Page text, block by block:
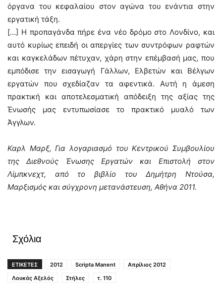
όργανα του κεφαλαίου στον αγώνα του ενάντια στην
εργατική τάξη.
[…] Η προπαγάνδα πήρε ένα νέο δρόμο στο Λονδίνο, και
αυτό κυρίως επειδή οι απεργίες των συντρόφων ραφτών
και καγκελάδων πέτυχαν, χάρη στην επέμβασή μας, που
εμπόδισε την εισαγωγή Γάλλων, Ελβετών και Βέλγων
εργατών που σχεδίαζαν τα αφεντικά. Αυτή η άμεση
πρακτική και αποτελεσματική απόδειξη της αξίας της
Ένωσής μας εντυπωσίασε το πρακτικό μυαλό των
Άγγλων.
Καρλ Μαρξ, Για λογαριασμό του Κεντρικού Συμβουλίου
της Διεθνούς Ένωσης Εργατών και Επιστολή στον
Λίμπκνεχτ, από το βιβλίο του Δημήτρη Ντούσα,
Μαρξισμός και σύγχρονη μετανάστευση, Αθήνα 2011.
Σχόλια
ΕΤΙΚΕΤΕΣ 2012 Scripta Manent
Απρίλιος 2012
Λουκάς Αξελός
Στήλες τ. 110